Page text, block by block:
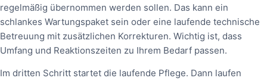
regelmäßig übernommen werden sollen. Das kann ein
schlankes Wartungspaket sein oder eine laufende technische
Betreuung mit zusätzlichen Korrekturen. Wichtig ist, dass
Umfang und Reaktionszeiten zu Ihrem Bedarf passen.
Im dritten Schritt startet die laufende Pflege. Dann laufen